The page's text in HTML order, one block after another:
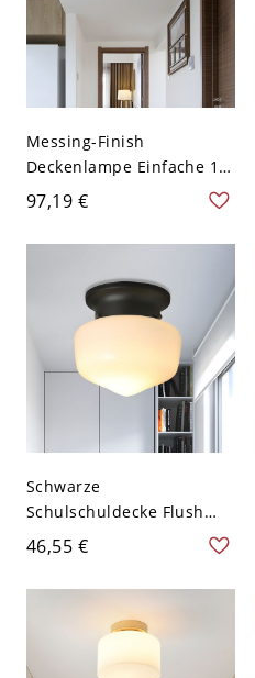
Messing-Finish
Deckenlampe Einfache 1-
Kopf-Metall-Flush-
Montageleuchte mit
mattweißem
Messing 110V-120V
97,19 €
Schwarze
Schulschuldecke Flush
Modernist 1 Kopf weißes
mattiertes Glas Flush
montierte Armatur für
Schlafsäle - 110V-120V
46,55 €